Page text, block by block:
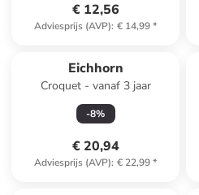
€ 12,56
Adviesprijs (AVP): € 14,99*
Eichhorn
Croquet - vanaf 3 jaar
-8%
€ 20,94
Adviesprijs (AVP): € 22,99*